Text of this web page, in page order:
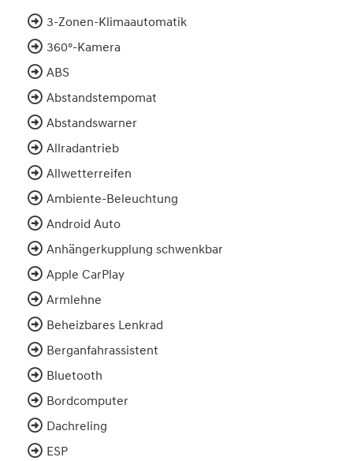
3-Zonen-Klimaautomatik
360°-Kamera
ABS
Abstandstempomat
Abstandswarner
Allradantrieb
Allwetterreifen
Ambiente-Beleuchtung
Android Auto
Anhängerkupplung schwenkbar
Apple CarPlay
Armlehne
Beheizbares Lenkrad
Berganfahrassistent
Bluetooth
Bordcomputer
Dachreling
ESP